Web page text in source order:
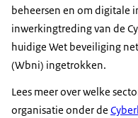
beheersen en om digitale
inwerkingtreding van de
huidige Wet beveiliging
(Wbni) ingetrokken.
Lees meer over welke
organisatie onder de